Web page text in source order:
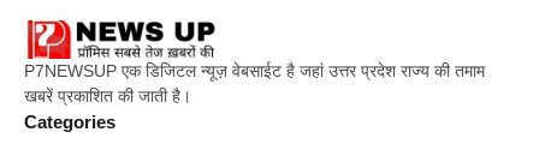
P7NEWSUP एक डिजिटल न्यूज़ वेबसाईट है जहां उत्तर प्रदेश राज्य की तमाम
खबरें प्रकाशित की जाती है।
Categories